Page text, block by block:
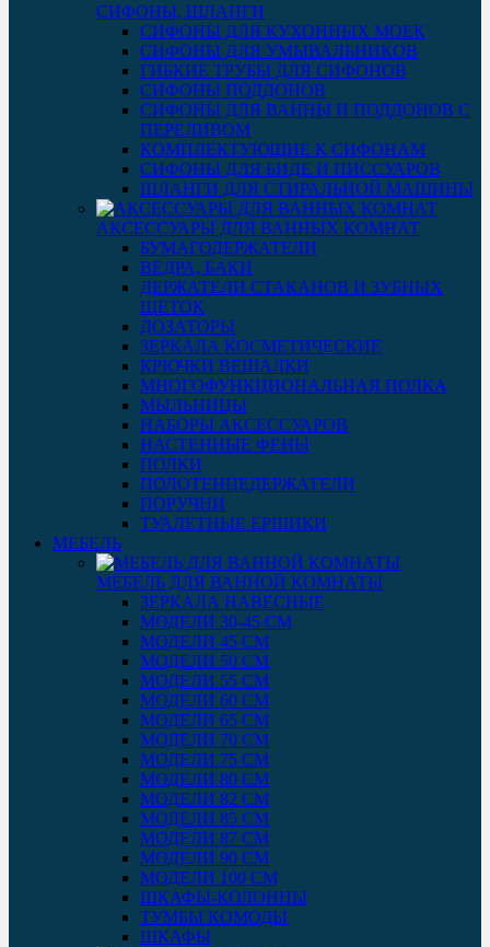
СИФОНЫ, ШЛАНГИ
СИФОНЫ ДЛЯ КУХОННЫХ МОЕК
СИФОНЫ ДЛЯ УМЫВАЛЬНИКОВ
ГИБКИЕ ТРУБЫ ДЛЯ СИФОНОВ
СИФОНЫ ПОДДОНОВ
СИФОНЫ ДЛЯ ВАННЫ И ПОДДОНОВ С
ПЕРЕЛИВОМ
КОМПЛЕКТУЮЩИЕ К СИФОНАМ
СИФОНЫ ДЛЯ БИДЕ И ПИССУАРОВ
ШЛАНГИ ДЛЯ СТИРАЛЬНОЙ МАШИНЫ
АКСЕССУАРЫ ДЛЯ ВАННЫХ КОМНАТ
БУМАГОДЕРЖАТЕЛИ
ВЕДРА, БАКИ
ДЕРЖАТЕЛИ СТАКАНОВ И ЗУБНЫХ
ЩЕТОК
ДОЗАТОРЫ
ЗЕРКАЛА КОСМЕТИЧЕСКИЕ
КРЮЧКИ ВЕШАЛКИ
МНОГОФУНКЦИОНАЛЬНАЯ ПОЛКА
МЫЛЬНИЦЫ
НАБОРЫ АКСЕССУАРОВ
НАСТЕННЫЕ ФЕНЫ
ПОЛКИ
ПОЛОТЕНЦЕДЕРЖАТЕЛИ
ПОРУЧНИ
ТУАЛЕТНЫЕ ЕРШИКИ
МЕБЕЛЬ
МЕБЕЛЬ ДЛЯ ВАННОЙ КОМНАТЫ
ЗЕРКАЛА НАВЕСНЫЕ
МОДЕЛИ 30-45 СМ
МОДЕЛИ 45 СМ
МОДЕЛИ 50 СМ
МОДЕЛИ 55 СМ
МОДЕЛИ 60 СМ
МОДЕЛИ 65 СМ
МОДЕЛИ 70 СМ
МОДЕЛИ 75 СМ
МОДЕЛИ 80 СМ
МОДЕЛИ 82 СМ
МОДЕЛИ 85 СМ
МОДЕЛИ 87 СМ
МОДЕЛИ 90 СМ
МОДЕЛИ 100 СМ
ШКАФЫ-КОЛОННЫ
ТУМБЫ КОМОДЫ
ШКАФЫ